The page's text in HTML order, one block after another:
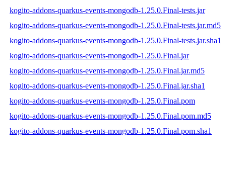
kogito-addons-quarkus-events-mongodb-1.25.0.Final-tests.jar
kogito-addons-quarkus-events-mongodb-1.25.0.Final-tests.jar.md5
kogito-addons-quarkus-events-mongodb-1.25.0.Final-tests.jar.sha1
kogito-addons-quarkus-events-mongodb-1.25.0.Final.jar
kogito-addons-quarkus-events-mongodb-1.25.0.Final.jar.md5
kogito-addons-quarkus-events-mongodb-1.25.0.Final.jar.sha1
kogito-addons-quarkus-events-mongodb-1.25.0.Final.pom
kogito-addons-quarkus-events-mongodb-1.25.0.Final.pom.md5
kogito-addons-quarkus-events-mongodb-1.25.0.Final.pom.sha1